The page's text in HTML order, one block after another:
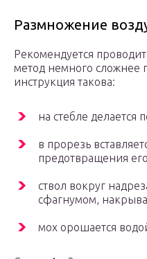
Размножение
Рекомендуется
метод немного сложнее
инструкция такова:
на стебле делается
в прорезь
предотвращения
ствол вокруг
сфагнумом,
мох орошается